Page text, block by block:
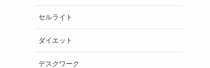
セルライト
ダイエット
デスクワーク